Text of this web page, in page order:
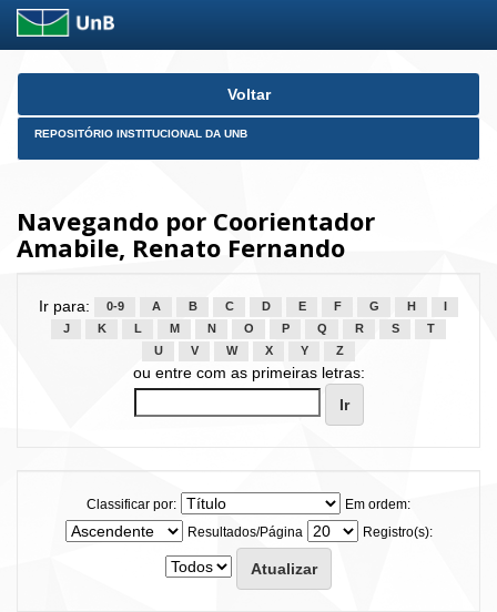
Skip
Voltar
REPOSITÓRIO INSTITUCIONAL DA UNB
Navegando por Coorientador
Amabile, Renato Fernando
Ir para: 0-9 A B C D E F G H
J
K L M N O P Q R S
T
U
V W X Y Z
ou entre com as primeiras letras:
Classificar por:
Em ordem:
Resultados/Página
Registro(s):